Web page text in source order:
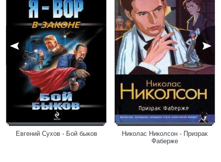
Евгений Сухов - Бой быков
Николас Николсон - Призрак
Фаберже